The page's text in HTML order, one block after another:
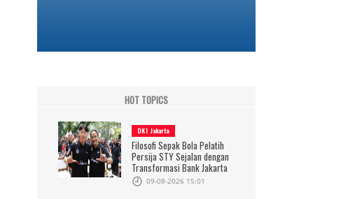
HOT TOPICS
DKI Jakarta
Filosofi Sepak Bola Pelatih
Persija STY Sejalan dengan
Transformasi Bank Jakarta
09-08-2026 15:01